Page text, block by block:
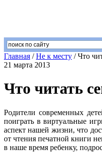
Главная /Не к месту /Что
21 марта 2013
Что читать
Родители современных
поиграть в виртуальные
аспект нашей жизни, что
от чтения печатной книги
в наше время ребенку,